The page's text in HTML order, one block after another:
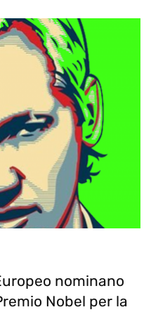
nominano
Nobel per la